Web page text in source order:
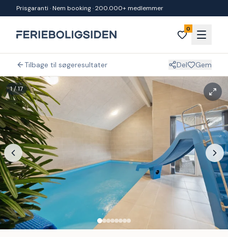
Spring til indhold
Prisgaranti · Nem booking · 200.000+ medlemmer
0
Tilbage til søgeresultater Del Gem
1/17